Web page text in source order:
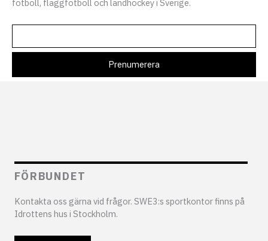
fotboll, flaggfotboll och landhockey i Sverige.
FÖRBUNDET
Kontakta oss gärna vid frågor. SWE3:s sportkontor finns på
Idrottens hus i Stockholm.